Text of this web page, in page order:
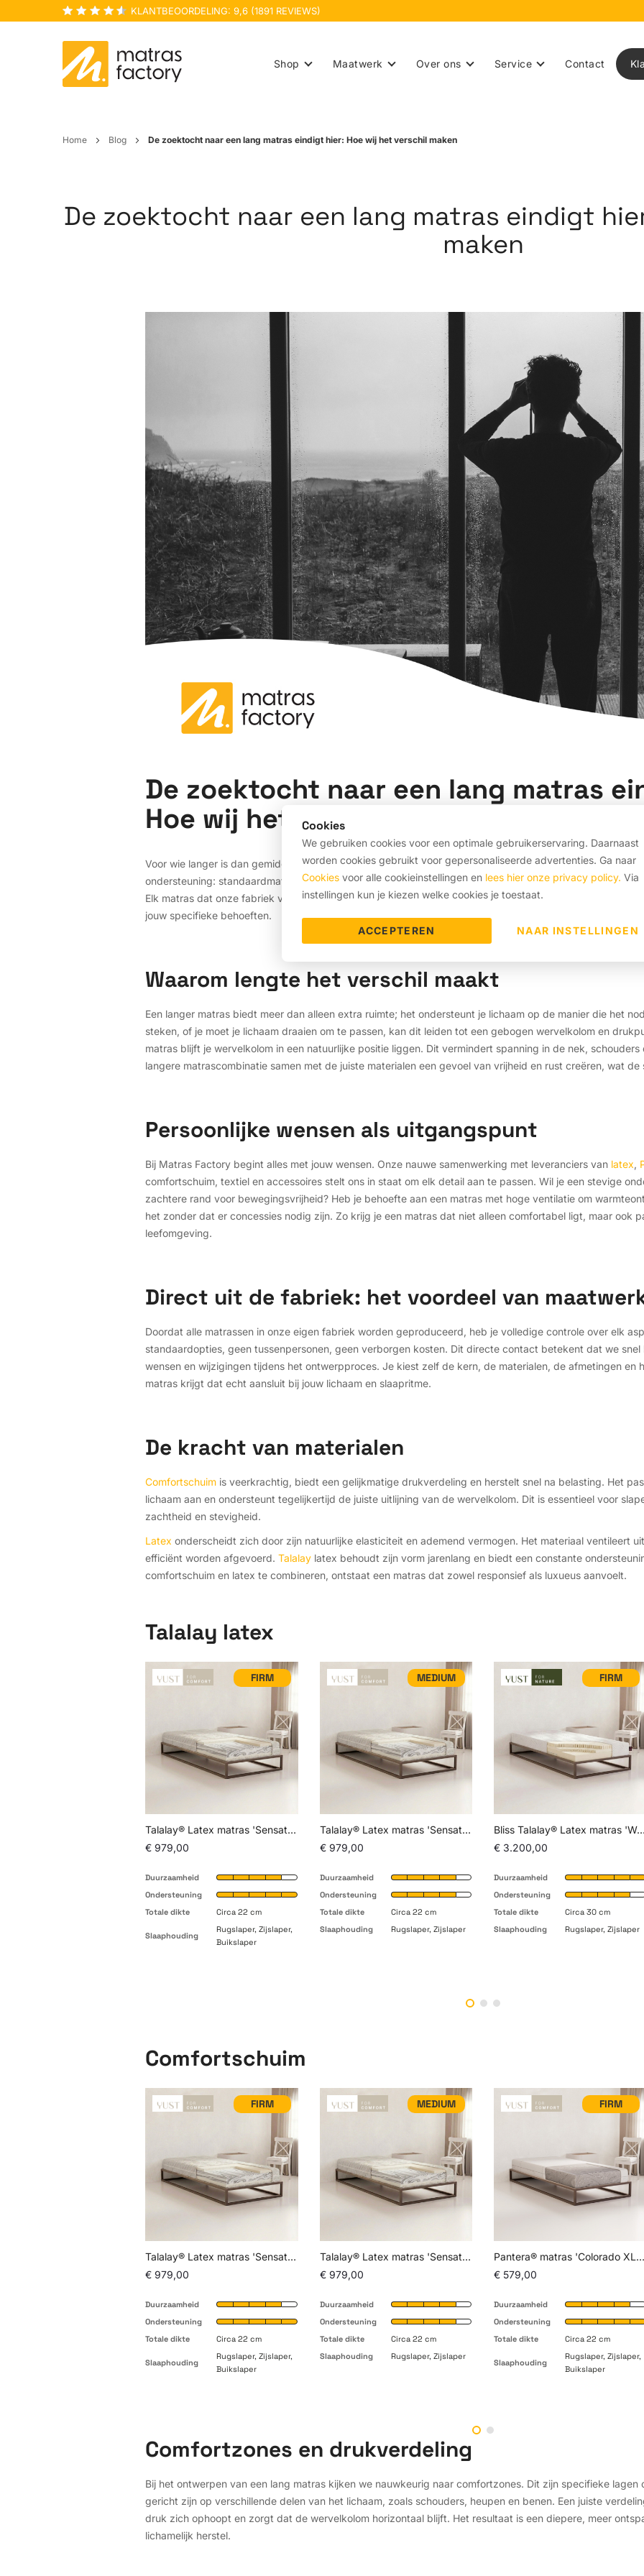
Cookies
We gebruiken cookies voor een optimale gebruikerservaring. Daarnaast
worden cookies gebruikt voor gepersonaliseerde advertenties. Ga naar
Cookies voor alle cookieinstellingen en lees hier onze privacy policy. Via
instellingen kun je kiezen welke cookies je toestaat.
ACCEPTEREN NAAR INSTELLINGEN
KLANTBEOORDELING: 9,6 (1891 REVIEWS)
Shop Maatwerk Over ons Service Contact
Home Blog De zoektocht naar een lang matras eindigt hier: Hoe wij het verschil maken
De zoektocht naar een lang matras eindigt
maken
De zoektocht naar een lang matras
Hoe wij het verschil maken
Voor wie langer is dan gemiddeld, kan het vinden van een passend matras een frustrerende zoektocht
ondersteuning: standaardmatrassen voldoen vaak niet aan de eisen van langere slapers. Bij Matras
Elk matras dat onze fabriek verlaat, is maatwerk. Van de lengte en breedte tot de kern, comfortzones
jouw specifieke behoeften.
Waarom lengte het verschil maakt
Een langer matras biedt meer dan alleen extra ruimte; het ondersteunt je lichaam op de manier die het
steken, of je moet je lichaam draaien om te passen, kan dit leiden tot een gebogen wervelkolom en
matras blijft je wervelkolom in een natuurlijke positie liggen. Dit vermindert spanning in de nek,
langere matrascombinatie samen met de juiste materialen een gevoel van vrijheid en rust creëren, wat
Persoonlijke wensen als uitgangspunt
Bij Matras Factory begint alles met jouw wensen. Onze nauwe samenwerking met leveranciers van latex,
comfortschuim, textiel en accessoires stelt ons in staat om elk detail aan te passen. Wil je een stevige
zachtere rand voor bewegingsvrijheid? Heb je behoefte aan een matras met hoge ventilatie om
het zonder dat er concessies nodig zijn. Zo krijg je een matras dat niet alleen comfortabel ligt, maar ook
leefomgeving.
Direct uit de fabriek: het voordeel van
Doordat alle matrassen in onze eigen fabriek worden geproduceerd, heb je volledige controle over elk
standaardopties, geen tussenpersonen, geen verborgen kosten. Dit directe contact betekent dat we
wensen en wijzigingen tijdens het ontwerpproces. Je kiest zelf de kern, de materialen, de afmetingen en
matras krijgt dat echt aansluit bij jouw lichaam en slaapritme.
De kracht van materialen
Comfortschuim is veerkrachtig, biedt een gelijkmatige drukverdeling en herstelt snel na belasting. Het
lichaam aan en ondersteunt tegelijkertijd de juiste uitlijning van de wervelkolom. Dit is essentieel voor
zachtheid en stevigheid.
Latex onderscheidt zich door zijn natuurlijke elasticiteit en ademend vermogen. Het materiaal ventileert
efficiënt worden afgevoerd. Talalay latex behoudt zijn vorm jarenlang en biedt een constante
comfortschuim en latex te combineren, ontstaat een matras dat zowel responsief als luxueus aanvoelt.
Talalay latex
FIRM
Talalay® Latex matras 'Sensation Firm'
€ 979,00
Duurzaamheid
Ondersteuning
Totale dikte
Circa 22 cm
Slaaphouding
Rugslaper, Zijslaper,
Buikslaper
MEDIUM
Talalay® Latex matras 'Sensation Medium'
€ 979,00
Duurzaamheid
Ondersteuning
Totale dikte
Circa 22 cm
Slaaphouding
Rugslaper, Zijslaper
FIRM
Bliss Talalay® Latex matras 'Worlds Best Bed'
€ 3.200,00
Duurzaamheid
Ondersteuning
Totale dikte
Circa 30 cm
Slaaphouding
Rugslaper, Zijslaper
Comfortschuim
FIRM
Talalay® Latex matras 'Sensation Firm'
€ 979,00
Duurzaamheid
Ondersteuning
Totale dikte
Circa 22 cm
Slaaphouding
Rugslaper, Zijslaper,
Buikslaper
MEDIUM
Talalay® Latex matras 'Sensation Medium'
€ 979,00
Duurzaamheid
Ondersteuning
Totale dikte
Circa 22 cm
Slaaphouding
Rugslaper, Zijslaper
FIRM
Pantera® matras 'Colorado XL Firm'
€ 579,00
Duurzaamheid
Ondersteuning
Totale dikte
Circa 22 cm
Slaaphouding
Rugslaper, Zijslaper,
Buikslaper
Comfortzones en drukverdeling
Bij het ontwerpen van een lang matras kijken we nauwkeurig naar comfortzones. Dit zijn specifieke
gericht zijn op verschillende delen van het lichaam, zoals schouders, heupen en benen. Een juiste
druk zich ophoopt en zorgt dat de wervelkolom horizontaal blijft. Het resultaat is een diepere, meer
lichamelijk herstel.